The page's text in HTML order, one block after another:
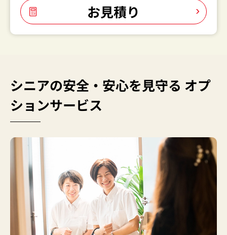
お見積り
シニアの安全・安心を見守る オプ
ションサービス